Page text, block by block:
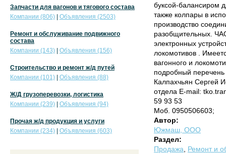
буксой-балансиром
также колпары в
производство
разобщительных.
электронных
локомотивов .
вагонного и
подробный
Калпахчьян Сергей
отдела E-mail:
59 93 53
Моб. 0950506603;
Автор:
Южмаш, ООО
Раздел:
Продажа
Ремонт и
Запчасти для вагонов и тягового состава
Компании (806)
Объявления (2503)
Ремонт и обслуживание подвижного
состава
Компании (143)
Объявления (156)
Строительство и ремонт ж/д путей
Компании (101)
Объявления (88)
Ж/Д грузоперевозки, логистика
Компании (239)
Объявления (94)
Прочая ж/д продукция и услуги
Компании (234)
Объявления (603)